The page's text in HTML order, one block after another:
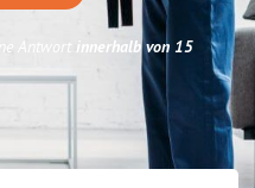
Antwort innerhalb von 15